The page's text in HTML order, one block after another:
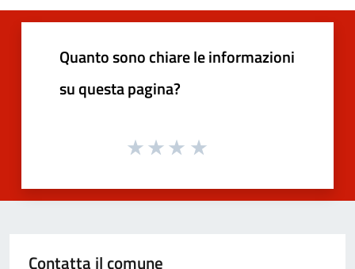
Quanto sono chiare le informazioni
su questa pagina?
Contatta il comune